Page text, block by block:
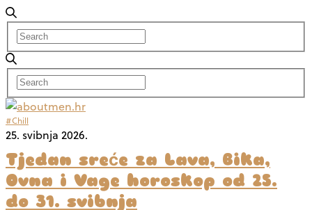
#Chill
25. svibnja 2026.
Tjedan sreće za Lava, Bika,
Ovna i Vage horoskop od 25.
do 31. svibnja